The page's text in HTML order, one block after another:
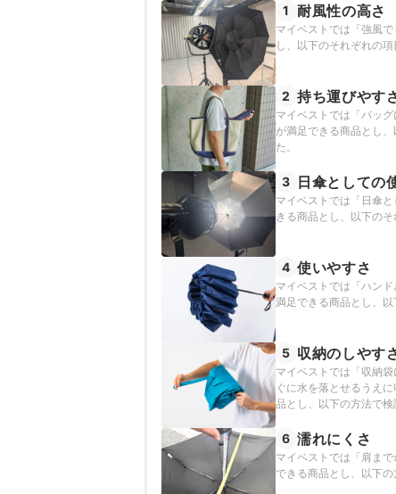
1 耐風性の高さ
マイベストでは「強風
し、以下のそれぞれの
2 持ち運びやす
マイベストでは「バッ
が満足できる商品とし
た。
3 日傘としての
マイベストでは「日傘
きる商品とし、以下の
4 使いやすさ
マイベストでは「ハン
満足できる商品とし、以
5 収納のしやす
マイベストでは「収納
ぐに水を落とせるうえ
品とし、以下の方法で検
6 濡れにくさ
マイベストでは「肩ま
できる商品とし、以下の